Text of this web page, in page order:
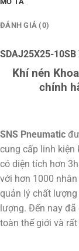
ĐÁNH GIÁ (0)
SDAJ25X25-
Khí nén
chính
SNS Pneumatic
cung cấp linh kiện
có diện tích hơn
với hơn 1000
quản lý chất
lượng. Đến nay đã
toàn thế giới và